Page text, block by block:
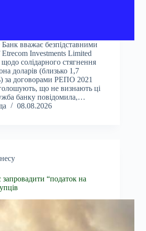
вважає безпідставними
Etrecom Investments Limited
солідарного стягнення
доларів (близько 1,7
за договорами РЕПО 2021
що не визнають ці
банку повідомила,…
08.08.2026
“податок на